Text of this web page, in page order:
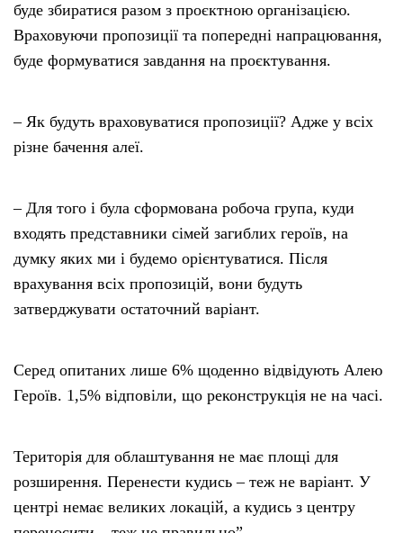
буде збиратися разом з проєктною організацією.
Враховуючи пропозиції та попередні напрацювання,
буде формуватися завдання на проєктування.
– Як будуть враховуватися пропозиції? Адже у всіх
різне бачення алеї.
– Для того і була сформована робоча група, куди
входять представники сімей загиблих героїв, на
думку яких ми і будемо орієнтуватися. Після
врахування всіх пропозицій, вони будуть
затверджувати остаточний варіант.
Серед опитаних лише 6% щоденно відвідують Алею
Героїв. 1,5% відповіли, що реконструкція не на часі.
Територія для облаштування не має площі для
розширення. Перенести кудись – теж не варіант. У
центрі немає великих локацій, а кудись з центру